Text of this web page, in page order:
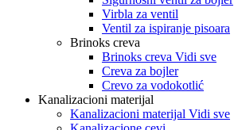
Virbla za ventil
Ventil za ispiranje pisoara
Brinoks creva
Brinoks creva Vidi sve
Creva za bojler
Crevo za vodokotlić
Kanalizacioni materijal
Kanalizacioni materijal Vidi sve